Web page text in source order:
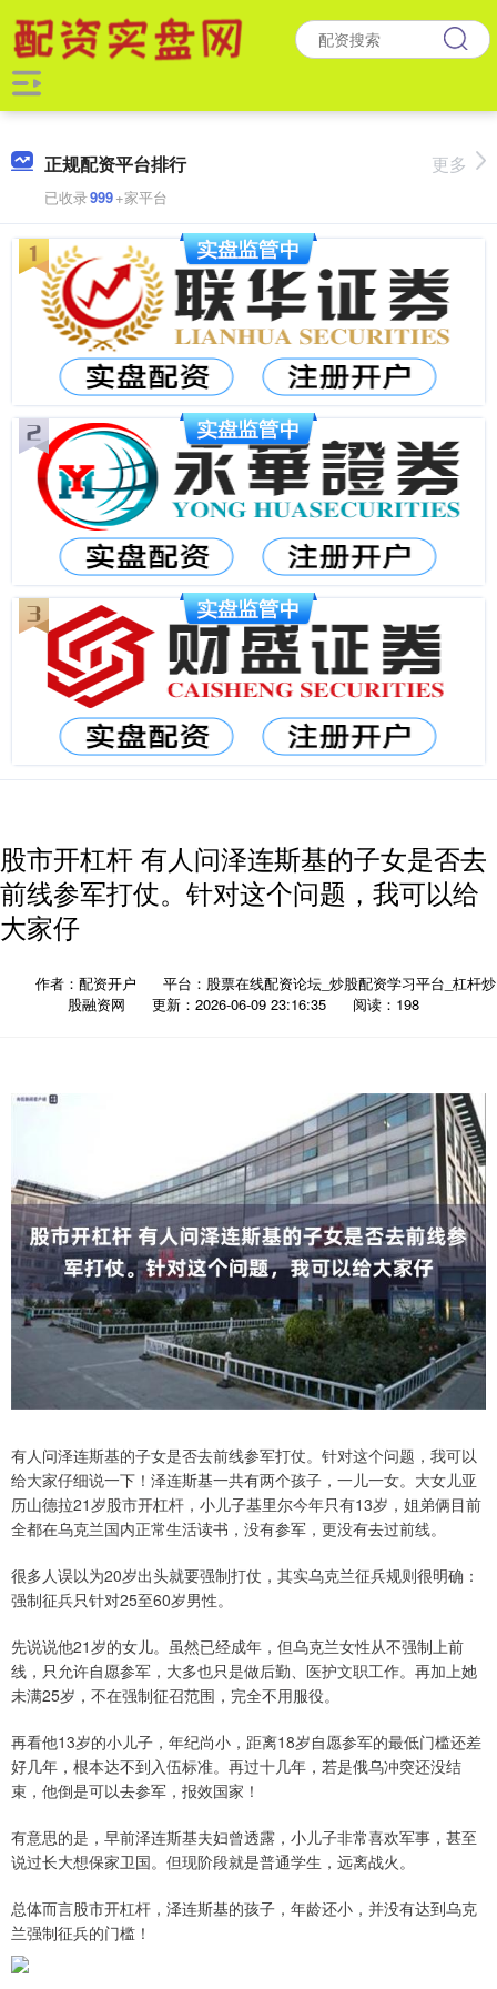
正规配资平台排行
已收录999+家平台
更多
股市开杠杆 有人问泽连斯基的子女是否去
前线参军打仗。针对这个问题，我可以给
大家仔
作者：配资开户
平台：股票在线配资论坛_炒股配资学习平台_杠杆炒
股融资网
更新：2026-06-09 23:16:35 阅读：198
有人问泽连斯基的子女是否去前线参军打仗。针对这个问题，我可以
给大家仔细说一下！泽连斯基一共有两个孩子，一儿一女。大女儿亚
历山德拉21岁股市开杠杆，小儿子基里尔今年只有13岁，姐弟俩目前
全都在乌克兰国内正常生活读书，没有参军，更没有去过前线。
很多人误以为20岁出头就要强制打仗，其实乌克兰征兵规则很明确：
强制征兵只针对25至60岁男性。
先说说他21岁的女儿。虽然已经成年，但乌克兰女性从不强制上前
线，只允许自愿参军，大多也只是做后勤、医护文职工作。再加上她
未满25岁，不在强制征召范围，完全不用服役。
再看他13岁的小儿子，年纪尚小，距离18岁自愿参军的最低门槛还差
好几年，根本达不到入伍标准。再过十几年，若是俄乌冲突还没结
束，他倒是可以去参军，报效国家！
有意思的是，早前泽连斯基夫妇曾透露，小儿子非常喜欢军事，甚至
说过长大想保家卫国。但现阶段就是普通学生，远离战火。
总体而言股市开杠杆，泽连斯基的孩子，年龄还小，并没有达到乌克
兰强制征兵的门槛！